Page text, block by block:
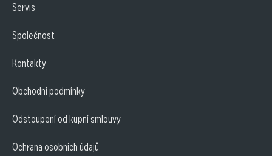
Servis
Společnost
Kontakty
Obchodní podmínky
Odstoupení od kupní smlouvy
Ochrana osobních údajů